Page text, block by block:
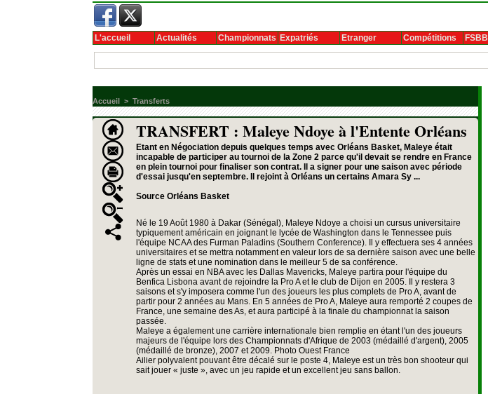
L'accueil Actualités Championnats Expatriés Etranger Compétitions FSBB
Accueil > Transferts
TRANSFERT : Maleye Ndoye à l'Entente Orléans
Etant en Négociation depuis quelques temps avec Orléans Basket, Maleye était
incapable de participer au tournoi de la Zone 2 parce qu'il devait se rendre en France
en plein tournoi pour finaliser son contrat. Il a signer pour une saison avec période
d'essai jusqu'en septembre. Il rejoint à Orléans un certains Amara Sy ...
Source Orléans Basket
Né le 19 Août 1980 à Dakar (Sénégal), Maleye Ndoye a choisi un cursus universitaire
typiquement américain en joignant le lycée de Washington dans le Tennessee puis
l'équipe NCAA des Furman Paladins (Southern Conference). Il y effectuera ses 4 années
universitaires et se mettra notamment en valeur lors de sa dernière saison avec une belle
ligne de stats et une nomination dans le meilleur 5 de sa conférence.
Après un essai en NBA avec les Dallas Mavericks, Maleye partira pour l'équipe du
Benfica Lisbona avant de rejoindre la Pro A et le club de Dijon en 2005. Il y restera 3
saisons et s'y imposera comme l'un des joueurs les plus complets de Pro A, avant de
partir pour 2 années au Mans. En 5 années de Pro A, Maleye aura remporté 2 coupes de
France, une semaine des As, et aura participé à la finale du championnat la saison
passée.
Maleye a également une carrière internationale bien remplie en étant l'un des joueurs
majeurs de l'équipe lors des Championnats d'Afrique de 2003 (médaillé d'argent), 2005
(médaillé de bronze), 2007 et 2009. Photo Ouest France
Ailier polyvalent pouvant être décalé sur le poste 4, Maleye est un très bon shooteur qui
sait jouer « juste », avec un jeu rapide et un excellent jeu sans ballon.